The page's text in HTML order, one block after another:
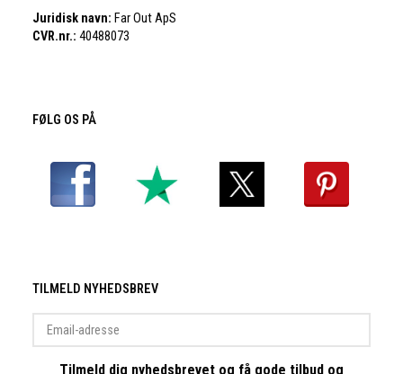
Juridisk navn: Far Out ApS
CVR.nr.: 40488073
FØLG OS PÅ
TILMELD NYHEDSBREV
adresse
Tilmeld dig nyhedsbrevet og få gode tilbud og